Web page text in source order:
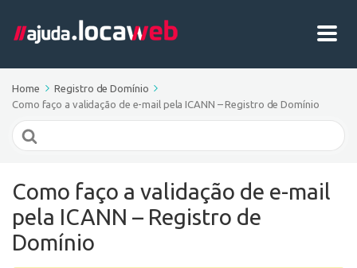
Home
Registro de Domínio
Como faço a validação de e-mail pela ICANN – Registro de Domínio
Search
For
Como faço a validação de e-mail
pela ICANN – Registro de
Domínio